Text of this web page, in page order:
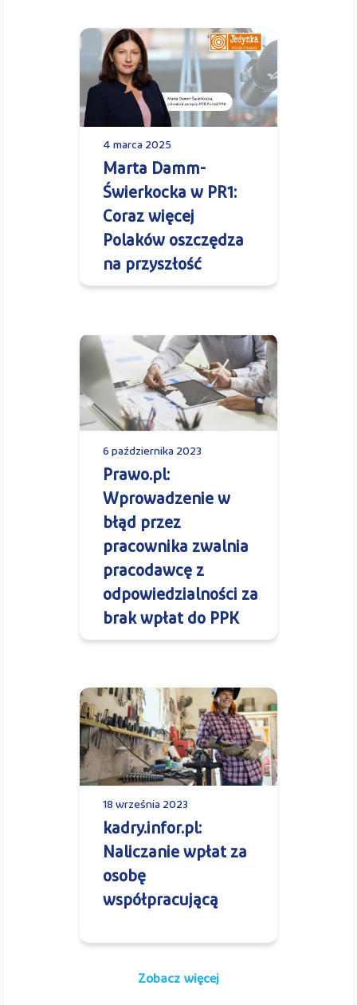
4 marca 2025
Marta Damm-
Świerkocka w PR1:
Coraz więcej
Polaków oszczędza
na przyszłość
6 października 2023
Prawo.pl:
Wprowadzenie w
błąd przez
pracownika zwalnia
pracodawcę z
odpowiedzialności za
brak wpłat do PPK
18 września 2023
kadry.infor.pl:
Naliczanie wpłat za
osobę
współpracującą
Zobacz więcej